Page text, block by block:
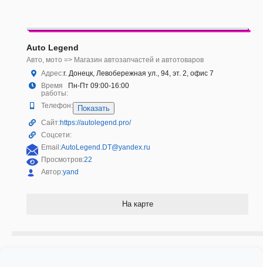
Auto Legend
Авто, мото => Магазин автозапчастей и автотоваров
Адрес:г. Донецк, Левобережная ул., 94, эт. 2, офис 7
Время
работы:
Пн-Пт 09:00-16:00
Телефон: Показать
Сайт:https://autolegend.pro/
Соцсети:
Email:AutoLegend.DT@yandex.ru
Просмотров:22
Автор:yand
На карте